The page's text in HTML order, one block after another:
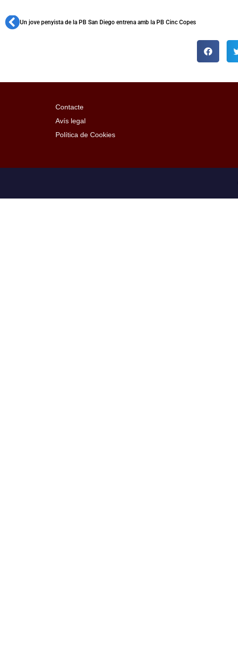
Un jove penyista de la PB San Diego entrena amb la PB Cinc Copes
Contacte
Avís legal
Política de Cookies